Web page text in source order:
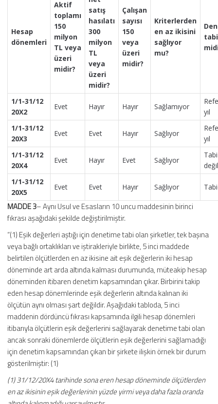
Hesap
dönemleri
Aktif
toplamı
150
milyon
TL veya
üzeri
midir?
satış
hasılatı
300
milyon
TL
veya
üzeri
midir?
Çalışan
sayısı
150
veya
üzeri
midir?
Kriterlerden
en az ikisini
sağlıyor
mu?
tabi
1/1-31/12
20X2
Evet Hayır Hayır Sağlamıyor
yıl
1/1-31/12
20X3
Evet Evet Hayır Sağlıyor
yıl
1/1-31/12
20X4
Evet Hayır Evet Sağlıyor
Tabi
1/1-31/12
20X5
Evet Evet Hayır Sağlıyor
MADDE 3– Aynı Usul ve Esasların 10 uncu maddesinin birinci
fıkrası aşağıdaki şekilde değiştirilmiştir.
“(1) Eşik değerleri aştığı için denetime tabi olan şirketler, tek başına
veya bağlı ortaklıkları ve iştirakleriyle birlikte, 5 inci maddede
belirtilen ölçütlerden en az ikisine ait eşik değerlerin iki hesap
döneminde art arda altında kalması durumunda, müteakip hesap
döneminden itibaren denetim kapsamından çıkar. Birbirini takip
eden hesap dönemlerinde eşik değerlerin altında kalınan iki
ölçütün aynı olması şart değildir. Aşağıdaki tabloda, 5 inci
maddenin dördüncü fıkrası kapsamında ilgili hesap dönemleri
itibarıyla ölçütlerin eşik değerlerini sağlayarak denetime tabi olan
ancak sonraki dönemlerde ölçütlerin eşik değerlerini sağlamadığı
için denetim kapsamından çıkan bir şirkete ilişkin örnek bir durum
gösterilmiştir: (1)
(1) 31/12/20X4 tarihinde sona eren hesap döneminde ölçütlerden
en az ikisinin eşik değerlerinin yüzde yirmi veya daha fazla oranda